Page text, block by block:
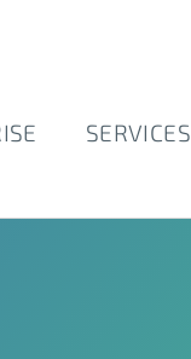
SERVICES